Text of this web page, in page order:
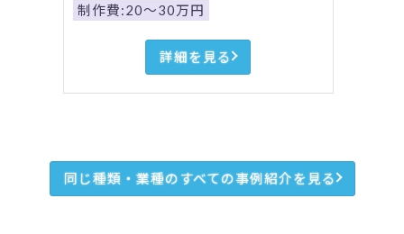
制作費:20～30万円
詳細を見る
同じ種類・業種のすべての事例紹介を見る